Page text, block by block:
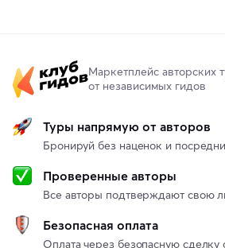
Маркетплейс авторских
от независимых гидов
Туры напрямую от авторов
Бронируй без наценок и
Проверенные авторы
Все авторы подтверждают свою
Безопасная оплата
Оплата через безопасную сделку